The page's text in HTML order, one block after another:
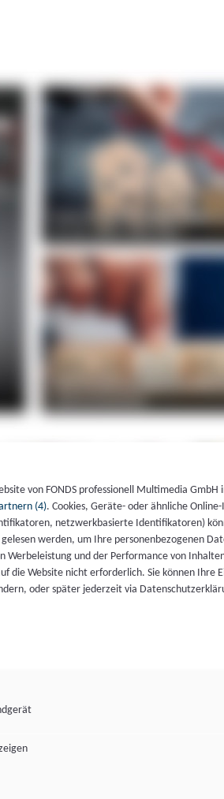
von FONDS professionell Multimedia GmbH
(4). Cookies, Geräte- oder ähnliche
netzwerkbasierte Identifikatoren)
werden, um Ihre personenbezogenen
Werbeleistung und der Performance von
die Website nicht erforderlich. Sie können Ihre
oder später jederzeit via